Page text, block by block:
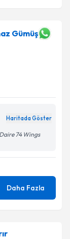
Gümüş
Haritada Göster
74 Wings
Daha Fazla